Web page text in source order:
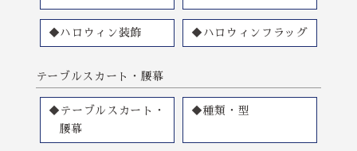
◆ハロウィン装飾 ◆ハロウィンフラッグ
テーブルスカート・腰幕
◆テーブルスカート・
腰幕
◆種類・型